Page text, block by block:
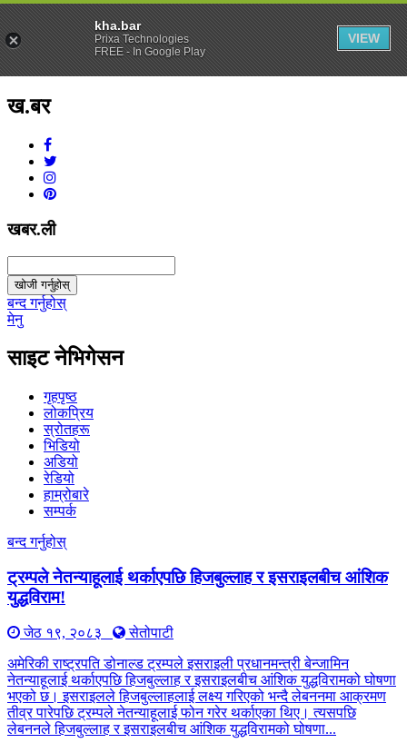
ख.बर
खबर.ली
खोजी गर्नुहोस्
बन्द गर्नुहोस्
मेनु
साइट नेभिगेसन
गृहपृष्ठ
लोकप्रिय
स्रोतहरू
भिडियो
अडियो
रेडियो
हाम्रोबारे
सम्पर्क
बन्द गर्नुहोस्
ट्रम्पले नेतन्याहूलाई थर्काएपछि हिजबुल्लाह र इसराइलबीच आंशिक
युद्धविराम!
जेठ १९, २०८३
सेतोपाटी
अमेरिकी राष्ट्रपति डोनाल्ड ट्रम्पले इसराइली प्रधानमन्त्री बेन्जामिन
नेतन्याहूलाई थर्काएपछि हिजबुल्लाह र इसराइलबीच आंशिक युद्धविरामको घोषणा
भएको छ। इसराइलले हिजबुल्लाहलाई लक्ष्य गरिएको भन्दै लेबननमा आक्रमण
तीव्र पारेपछि ट्रम्पले नेतन्याहूलाई फोन गरेर थर्काएका थिए। त्यसपछि
लेबननले हिजबुल्लाह र इसराइलबीच आंशिक युद्धविरामको घोषणा...
kha.bar
Prixa Technologies
FREE - In Google Play
VIEW